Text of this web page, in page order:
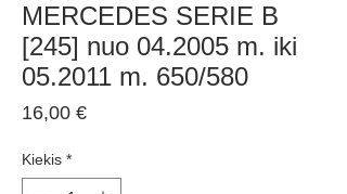
MERCEDES SERIE B
[245] nuo 04.2005 m. iki
05.2011 m. 650/580
16,00 €Price
Kiekis *